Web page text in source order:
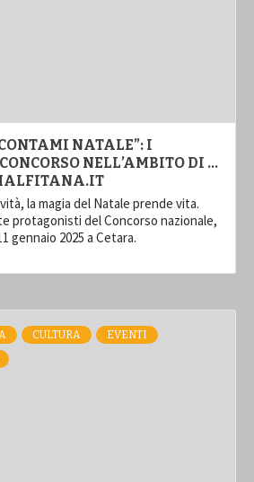
NATALE”: I
NELL’AMBITO DI …
la magia del Natale prende vita.
protagonisti del Concorso nazionale,
gennaio 2025 a Cetara.
CULTURA
EVENTI